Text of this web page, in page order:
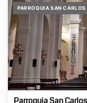
PARROQUIA SAN